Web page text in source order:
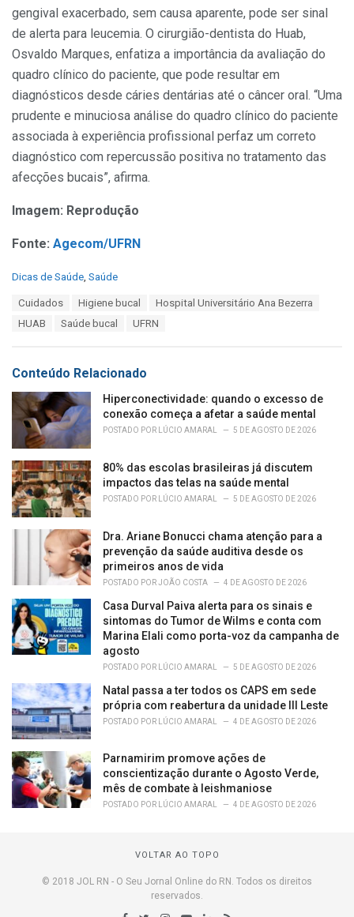
gengival exacerbado, sem causa aparente, pode ser sinal
de alerta para leucemia. O cirurgião-dentista do Huab,
Osvaldo Marques, enfatiza a importância da avaliação do
quadro clínico do paciente, que pode resultar em
diagnósticos desde cáries dentárias até o câncer oral. “Uma
prudente e minuciosa análise do quadro clínico do paciente
associada à experiência profissional perfaz um correto
diagnóstico com repercussão positiva no tratamento das
afecções bucais”, afirma.
Imagem: Reprodução
Fonte: Agecom/UFRN
C
i
e
s
Dicas de Saúde Saúde
Cuidados Higiene bucal
Hospital Universitário Ana Bezerra
HUAB
Saúde bucal UFRN
Conteúdo Relacionado
Hiperconectividade: quando o excesso de
conexão começa a afetar a saúde mental
POSTADO POR LÚCIO AMARAL 5 DE AGOSTO DE 2026
80% das escolas brasileiras já discutem
impactos das telas na saúde mental
POSTADO POR LÚCIO AMARAL 5 DE AGOSTO DE 2026
Dra. Ariane Bonucci chama atenção para a
prevenção da saúde auditiva desde os
primeiros anos de vida
POSTADO PORJOÃO COSTA 4 DE AGOSTO DE 2026
Casa Durval Paiva alerta para os sinais e
sintomas do Tumor de Wilms e conta com
Marina Elali como porta-voz da campanha de
agosto
POSTADO POR LÚCIO AMARAL 5 DE AGOSTO DE 2026
Natal passa a ter todos os CAPS em sede
própria com reabertura da unidade III Leste
POSTADO POR LÚCIO AMARAL 4 DE AGOSTO DE 2026
Parnamirim promove ações de
conscientização durante o Agosto Verde,
mês de combate à leishmaniose
POSTADO POR LÚCIO AMARAL 4 DE AGOSTO DE 2026
VOLTAR AO TOPO
© 2018 JOL RN - O Seu Jornal Online do RN. Todos os direitos
reservados.